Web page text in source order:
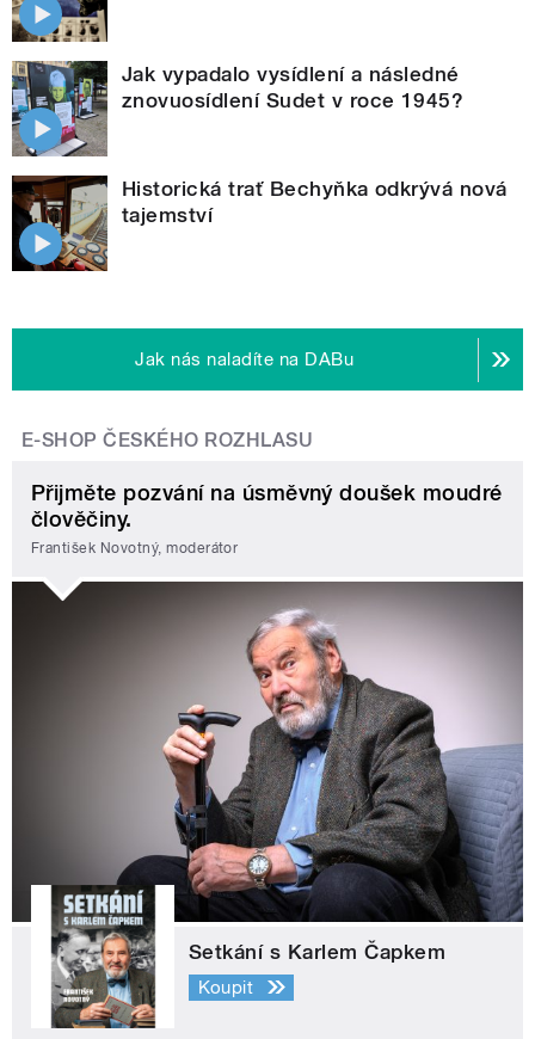
Jak vypadalo vysídlení a následné
znovuosídlení Sudet v roce 1945?
Historická trať Bechyňka odkrývá nová
tajemství
Jak nás naladíte na DABu
E-SHOP ČESKÉHO ROZHLASU
Přijměte pozvání na úsměvný doušek moudré
člověčiny.
František Novotný, moderátor
Setkání s Karlem Čapkem
Koupit